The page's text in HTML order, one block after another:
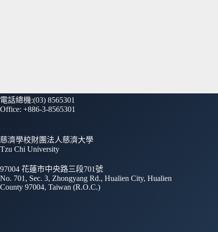
電話總機:(03) 8565301
Office: +886-3-8565301
慈濟學校財團法人慈濟大學
Tzu Chi University
97004 花蓮市中央路三段701號
No. 701, Sec. 3, Zhongyang Rd., Hualien City, Hualien
County 97004, Taiwan (R.O.C.)